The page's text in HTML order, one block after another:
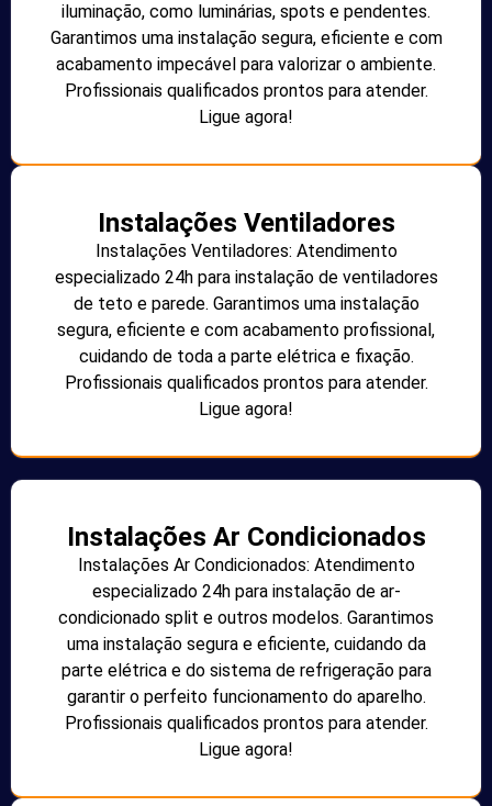
iluminação, como luminárias, spots e pendentes.
Garantimos uma instalação segura, eficiente e com
acabamento impecável para valorizar o ambiente.
Profissionais qualificados prontos para atender.
Ligue agora!
Instalações Ventiladores
Instalações Ventiladores: Atendimento
especializado 24h para instalação de ventiladores
de teto e parede. Garantimos uma instalação
segura, eficiente e com acabamento profissional,
cuidando de toda a parte elétrica e fixação.
Profissionais qualificados prontos para atender.
Ligue agora!
Instalações Ar Condicionados
Instalações Ar Condicionados: Atendimento
especializado 24h para instalação de ar-
condicionado split e outros modelos. Garantimos
uma instalação segura e eficiente, cuidando da
parte elétrica e do sistema de refrigeração para
garantir o perfeito funcionamento do aparelho.
Profissionais qualificados prontos para atender.
Ligue agora!